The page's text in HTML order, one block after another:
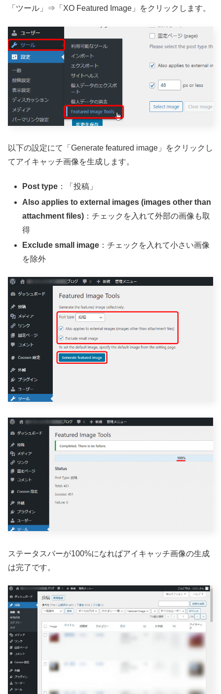
「ツール」⇒「XO Featured Image」をクリックします。
以下の設定にて「Generate featured image」をクリックし
てアイキャッチ画像を生成します。
Post type ：「投稿」
Also applies to external images (images other than
attachment files) ：チェックを入れて外部の画像も取
得
Exclude small image ：チェックを入れて小さい画像
を除外
ステータスバーが100%になればアイキャッチ画像の生成
は完了です。